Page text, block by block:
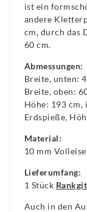
ist ein
andere
cm, durch das
60 cm.
Abmessungen:
Breite, unten:
Breite, oben:
Höhe: 193 cm,
Erdspieße,
Material:
10 mm
Lieferumfang:
1 Stück
Auch in den